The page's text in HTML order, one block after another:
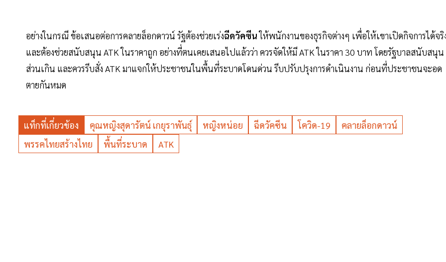
อย่างในกรณี ข้อเสนอต่อการคลายล็อกดาวน์ รัฐต้องช่วยเร่งฉีดวัคซีนให้พนักงานของธุรกิจต่างๆ เพื่อให้เขาเปิดกิจการได้จริ
และต้องช่วยสนับสนุน ATK ในราคาถูก อย่างที่ตนเคยเสนอไปแล้วว่า ควรจัดให้มี ATK ในราคา 30 บาท โดยรัฐบาลสนับสนุน
ส่วนเกิน และควรรีบสั่ง ATK มาแจกให้ประชาชนในพื้นที่ระบาดโดนด่วน รีบปรับปรุงการดำเนินงาน ก่อนที่ประชาชนจะอด
ตายกันหมด
แท็กที่เกี่ยวข้อง คุณหญิงสุดารัตน์ เกยุราพันธุ์ หญิงหน่อย ฉีดวัคซีน โควิด-19
คลายล็อกดาวน์
พรรคไทยสร้างไทย
พื้นที่ระบาด ATK